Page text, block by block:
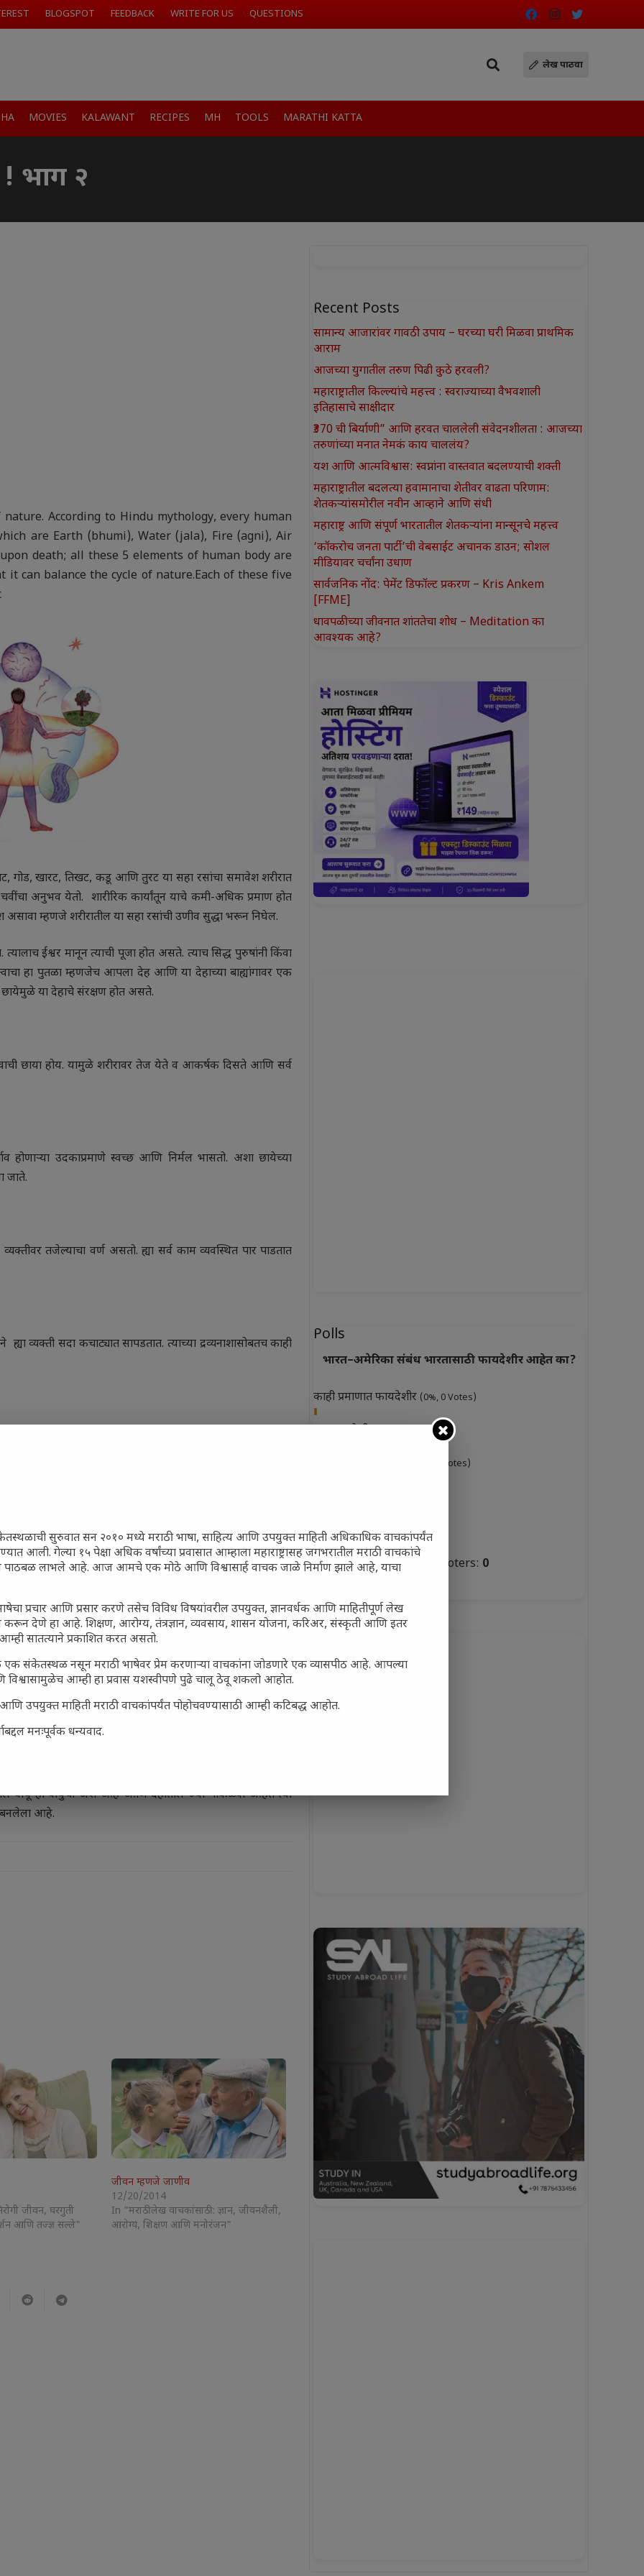
BLOGSPOT FEEDBACK WRITE FOR US QUESTIONS
लेख पाठवा
MOVIES KALAWANT RECIPES MH TOOLS MARATHI KATTA
भाग २
According to Hindu mythology, every human
are Earth (bhumi), Water (jala), Fire (agni), Air
death; all these 5 elements of human body are
can balance the cycle of nature.Each of these five
खारट, तिखट, कडू आणि तुरट या सहा रसांचा समावेश शरीरात
अनुभव येतो. शारीरिक कार्यांतून याचे कमी-अधिक प्रमाण होत
म्हणजे शरीरातील या सहा रसांची उणीव सुद्धा भरून निघेल.
ईश्वर मानून त्याची पूजा होत असते. त्याच सिद्ध पुरुषांनी किंवा
हा पुतळा म्हणजेच आपला देह आणि या देहाच्या बाह्यांगावर एक
या देहाचे संरक्षण होत असते.
छाया होय. यामुळे शरीरावर तेज येते व आकर्षक दिसते आणि सर्व
उदकाप्रमाणे स्वच्छ आणि निर्मल भासतो. अशा छायेच्या
जाते.
तजेल्याचा वर्ण असतो. ह्या सर्व काम व्यवस्थित पार पाडतात
व्यक्ती सदा कचाट्यात सापडतात. त्याच्या द्रव्यनाशासोबतच काही
अशा छायेची व्यक्ती उत्तम भाग्यशाली समजल्या जाते; त्याला
म्हणजेच (माती). माती ही निसर्गाची देणगी आहे. या भूमिनेच
असतो. मानवी शरीरास विचारासाठी उर्जेची गरज असते. हवेतील
आपणास मिळत असते. ही सर्व निसर्गाचीच देणगी आहे.
ईश्वराला म्हणतो कि सद्गुणी भक्ती, निरोगी काया, माधुर्य, आनंद हे
पडताना म्हणतो माझ्या शरीरातील दु:ख , रोग, चिंता, भय हे शरीराच्या
करून घ्यावा. जड चेतना मनुष्याला लोभी बनविते, त्याची संगत
मनाच्या स्थूल शरीराला चालवितो, त्यामुळे सतत ही भावना ठेवायला
माझा परमात्मा न बदलणारे आहे; परंतु देह व संसार बदलणारे
हा अग्नी व सुर्याचा अंश आहे. तो मानवी जीवनाचा अविभाज्य अंग
वायू हा वायुचा अंश आहे आणि देहातील ज्या पोकळ्या आहेत त्या
बनलेला आहे.
जीवन, घरगुती
आणि तज्ज्ञ सल्ले"
जीवन म्हणजे जाणीव
12/20/2014
In "मराठी लेख वाचकांसाठी : ज्ञान, जीवनशैली,
आरोग्य, शिक्षण आणि मनोरंजन"
Recent Posts
सामान्य आजारांवर गावठी उपाय – घरच्या घरी मिळवा प्राथमिक
आराम
आजच्या युगातील तरुण पिढी कुठे हरवली?
महाराष्ट्रातील किल्ल्यांचे महत्त्व : स्वराज्याच्या वैभवशाली
इतिहासाचे साक्षीदार
₹370 ची बिर्याणी” आणि हरवत चाललेली संवेदनशीलता : आजच्या
तरुणांच्या मनात नेमकं काय चाललंय?
यश आणि आत्मविश्वास: स्वप्नांना वास्तवात बदलण्याची शक्ती
महाराष्ट्रातील बदलत्या हवामानाचा शेतीवर वाढता परिणाम:
शेतकऱ्यांसमोरील नवीन आव्हाने आणि संधी
महाराष्ट्र आणि संपूर्ण भारतातील शेतकऱ्यांना मान्सूनचे महत्त्व
‘कॉकरोच जनता पार्टी’ची वेबसाईट अचानक डाउन; सोशल
मीडियावर चर्चांना उधाण
सार्वजनिक नोंद: पेमेंट डिफॉल्ट प्रकरण – Kris Ankem
[FFME]
धावपळीच्या जीवनात शांततेचा शोध – Meditation का
आवश्यक आहे?
Polls
भारत–अमेरिका संबंध भारतासाठी फायदेशीर आहेत का?
काही प्रमाणात फायदेशीर (0%, 0 Votes)
(0%, 3 Votes)
(0%, 0 Votes)
तटस्थ(0%, 3 Votes)
Total Voters: 0
सुरुवात सन २०१० मध्ये मराठी भाषा, साहित्य आणि उपयुक्त माहिती अधिकाधिक वाचकांपर्यंत
आली. गेल्या १५ पेक्षा अधिक वर्षांच्या प्रवासात आम्हाला महाराष्ट्रासह जगभरातील मराठी वाचकांचे
पाठबळ लाभले आहे. आज आमचे एक मोठे आणि विश्वासार्ह वाचक जाळे निर्माण झाले आहे, याचा
प्रचार आणि प्रसार करणे तसेच विविध विषयांवरील उपयुक्त, ज्ञानवर्धक आणि माहितीपूर्ण लेख
करून देणे हा आहे. शिक्षण, आरोग्य, तंत्रज्ञान, व्यवसाय, शासन योजना, करिअर, संस्कृती आणि इतर
सातत्याने प्रकाशित करत असतो.
संकेतस्थळ नसून मराठी भाषेवर प्रेम करणाऱ्या वाचकांना जोडणारे एक व्यासपीठ आहे. आपल्या
आम्ही हा प्रवास यशस्वीपणे पुढे चालू ठेवू शकलो आहोत.
आणि उपयुक्त माहिती मराठी वाचकांपर्यंत पोहोचवण्यासाठी आम्ही कटिबद्ध आहोत.
मनःपूर्वक धन्यवाद.